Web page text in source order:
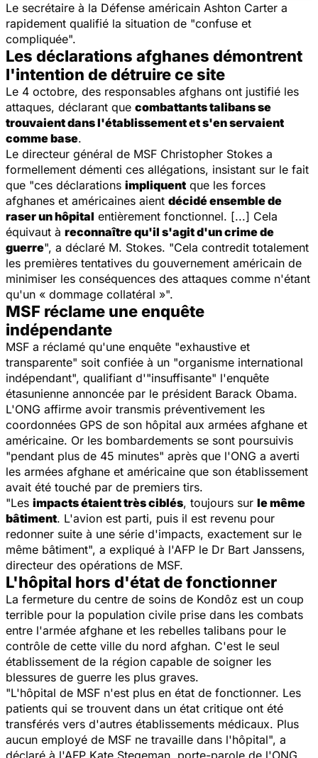
Le secrétaire à la Défense américain Ashton Carter a
rapidement qualifié la situation de "confuse et
compliquée".
Les déclarations afghanes démontrent
l'intention de détruire ce site
Le 4 octobre, des responsables afghans ont justifié les
attaques, déclarant que combattants talibans se
trouvaient dans l'établissement et s'en servaient
comme base.
Le directeur général de MSF Christopher Stokes a
formellement démenti ces allégations, insistant sur le fait
que "ces déclarations impliquent que les forces
afghanes et américaines aient décidé ensemble de
raser un hôpital entièrement fonctionnel. [...] Cela
équivaut à reconnaître qu'il s'agit d'un crime de
guerre", a déclaré M. Stokes. "Cela contredit totalement
les premières tentatives du gouvernement américain de
minimiser les conséquences des attaques comme n'étant
qu'un « dommage collatéral »".
MSF réclame une enquête
indépendante
MSF a réclamé qu'une enquête "exhaustive et
transparente" soit confiée à un "organisme international
indépendant", qualifiant d'"insuffisante" l'enquête
étasunienne annoncée par le président Barack Obama.
L'ONG affirme avoir transmis préventivement les
coordonnées GPS de son hôpital aux armées afghane et
américaine. Or les bombardements se sont poursuivis
"pendant plus de 45 minutes" après que l'ONG a averti
les armées afghane et américaine que son établissement
avait été touché par de premiers tirs.
"Les impacts étaient très ciblés, toujours sur le même
bâtiment. L'avion est parti, puis il est revenu pour
redonner suite à une série d'impacts, exactement sur le
même bâtiment", a expliqué à l'AFP le Dr Bart Janssens,
directeur des opérations de MSF.
L'hôpital hors d'état de fonctionner
La fermeture du centre de soins de Kondôz est un coup
terrible pour la population civile prise dans les combats
entre l'armée afghane et les rebelles talibans pour le
contrôle de cette ville du nord afghan. C'est le seul
établissement de la région capable de soigner les
blessures de guerre les plus graves.
"L'hôpital de MSF n'est plus en état de fonctionner. Les
patients qui se trouvent dans un état critique ont été
transférés vers d'autres établissements médicaux. Plus
aucun employé de MSF ne travaille dans l'hôpital", a